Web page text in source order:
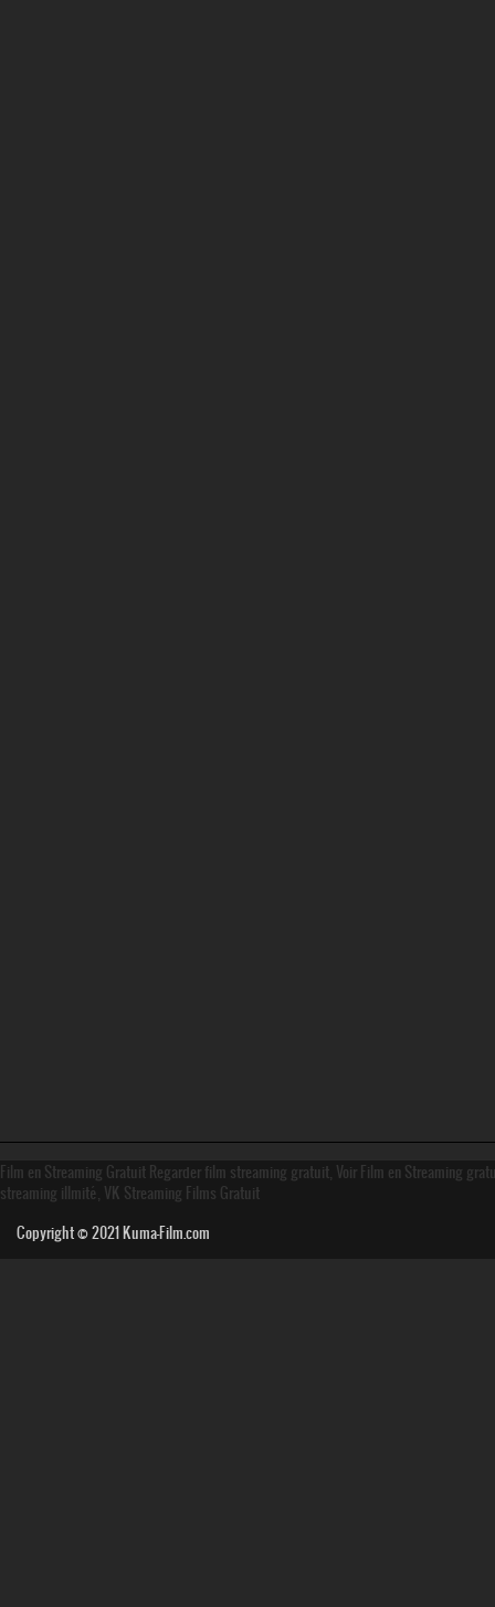
Film en Streaming Gratuit Regarder film streaming gratuit, Voir Film en Streaming
streaming illmité, VK Streaming Films Gratuit
Copyright © 2021Kuma-Film.com